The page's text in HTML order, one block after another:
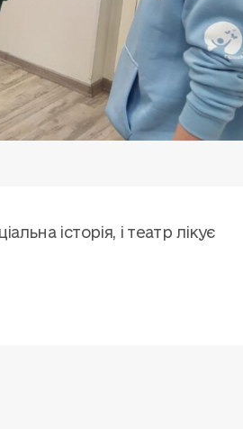
історія, і театр лікує